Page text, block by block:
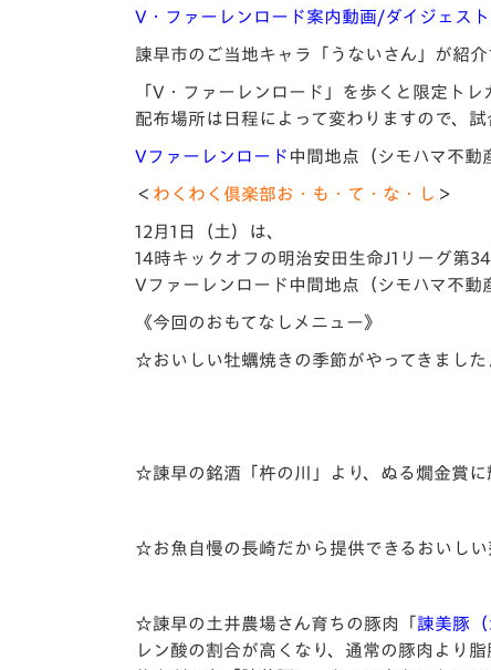
V・ファーレンロード案内動画/ダイジェス
諫早市のご当地キャラ「うないさん」が紹
「V・ファーレンロード」を歩くと限定トレ
配布場所は日程によって変わりますので、
Vファーレンロード 中間地点（シモハマ不動
＜ わくわく倶楽部お・も・て・な・し ＞
12月1日（土）は、
14時キックオフの明治安田生命J1リーグ第
Vファーレンロード中間地点（シモハマ不動
《今回のおもてなしメニュー》
☆おいしい牡蠣焼きの季節がやってきまし
☆諫早の銘酒「杵の川」より、ぬる燗金賞に
☆お魚自慢の長崎だから提供できるおいしい
☆諫早の土井農場さん育ちの豚肉「 諫美豚
レン酸の割合が高くなり、通常の豚肉より